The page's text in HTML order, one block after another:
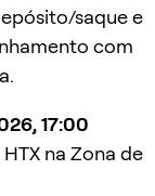
saque e
com
17:00
na Zona de